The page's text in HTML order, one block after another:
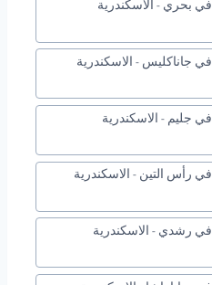
صيانة نظام انذار حريق Thorn في بحري - الاسكندرية
صيانة نظام انذار حريق Thorn في جاناكليس - الاسكندرية
صيانة نظام انذار حريق Thorn في جليم - الاسكندرية
صيانة نظام انذار حريق Thorn في رأس التين - الاسكندرية
صيانة نظام انذار حريق Thorn في رشدي - الاسكندرية